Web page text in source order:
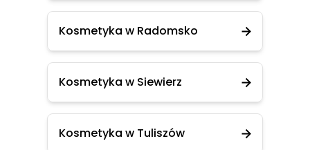
Kosmetyka w Radomsko
Kosmetyka w Siewierz
Kosmetyka w Tuliszów